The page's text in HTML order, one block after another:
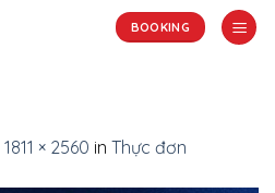
BOOKING
1811 × 2560 in Thực đơn